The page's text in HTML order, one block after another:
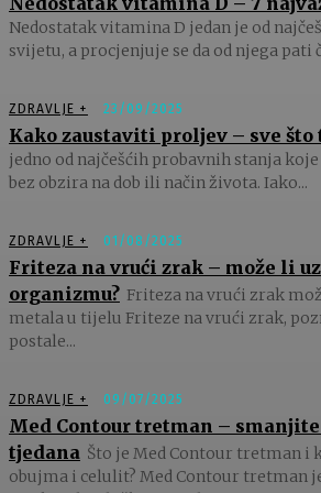
Nedostatak vitamina D jedan je od
svijetu, a procjenjuje se da od njega pati
ZDRAVLJE + 23/09/2025
Kako zaustaviti proljev – sve što
jedno od najčešćih probavnih stanja
bez obzira na dob ili način života. Iako...
ZDRAVLJE + 01/08/2025
Friteza na vrući zrak – može li
organizmu? Friteza na vrući zrak
metala u tijelu Friteze na vrući zrak,
postale...
ZDRAVLJE + 09/07/2025
Med Contour tretman –
tjedana Što je Med Contour tretman i
obujma i celulit? Med Contour tretman